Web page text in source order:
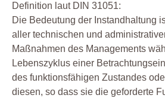
Definition laut DIN 31051:
Die Bedeutung der Instandhaltung
aller technischen und
Maßnahmen des Managements
Lebenszyklus einer
des funktionsfähigen Zustandes
diesen, so dass sie die geforderte